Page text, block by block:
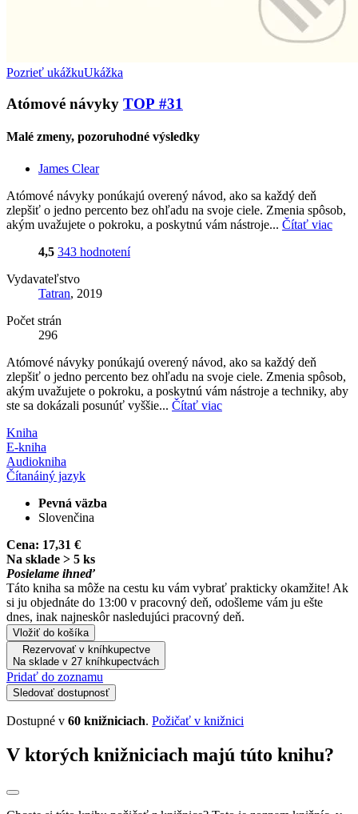
Pozrieť ukážkuUkážka
Atómové návyky TOP #31
Malé zmeny, pozoruhodné výsledky
James Clear
Atómové návyky ponúkajú overený návod, ako sa každý deň
zlepšiť o jedno percento bez ohľadu na svoje ciele. Zmenia spôsob,
akým uvažujete o pokroku, a poskytnú vám nástroje... Čítať viac
4,5 343 hodnotení
Vydavateľstvo
Tatran, 2019
Počet strán
296
Atómové návyky ponúkajú overený návod, ako sa každý deň
zlepšiť o jedno percento bez ohľadu na svoje ciele. Zmenia spôsob,
akým uvažujete o pokroku, a poskytnú vám nástroje a techniky, aby
ste sa dokázali posunúť vyššie... Čítať viac
Kniha
E-kniha
Audiokniha
Čítanáiný jazyk
Pevná väzba
Slovenčina
Cena: 17,31 €
Na sklade > 5 ks
Posielame ihneď
Táto kniha sa môže na cestu ku vám vybrať prakticky okamžite! Ak
si ju objednáte do 13:00 v pracovný deň, odošleme vám ju ešte
dnes, inak najneskôr nasledujúci pracovný deň.
Vložiť do košíka
Rezervovať v kníhkupectve
Na sklade v 27 kníhkupectvách
Pridať do zoznamu
Sledovať dostupnosť
Dostupné v 60 knižniciach. Požičať v knižnici
V ktorých knižniciach majú túto knihu?